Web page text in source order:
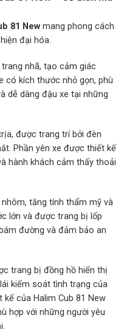
81 New mang phong cách
đại hóa.
nhã, tạo cảm giác
có kích thước nhỏ gọn, phù
dễ dàng đậu xe tại những
được trang trí bởi đèn
Phần yên xe được thiết kế
hành khách cảm thấy thoải
tăng tính thẩm mỹ và
lớn và được trang bị lốp
đường và đảm bảo an
trang bị đồng hồ hiển thị
kiểm soát tình trạng của
của Halim Cub 81 New
hợp với những người yêu